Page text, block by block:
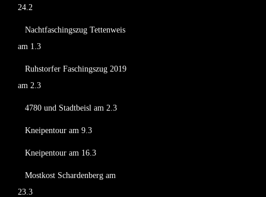
24.2
Nachtfaschingszug Tettenweis
am 1.3
Ruhstorfer Faschingszug 2019
am 2.3
4780 und Stadtbeisl am 2.3
Kneipentour am 9.3
Kneipentour am 16.3
Mostkost Schardenberg am
23.3